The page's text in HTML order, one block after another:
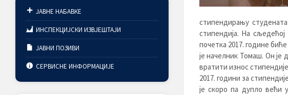
стипендирању
стипендија. На
почетка 2017. године
је начелник Томаш. Он је
вратити износ
2017. години за
је скоро па дупло већи
ЈАВНЕ НАБАВКЕ
ИНСПЕКЦИЈСКИ ИЗВЈЕШТАЈИ
ЈАВНИ ПОЗИВИ
СЕРВИСНЕ ИНФОРМАЦИЈЕ